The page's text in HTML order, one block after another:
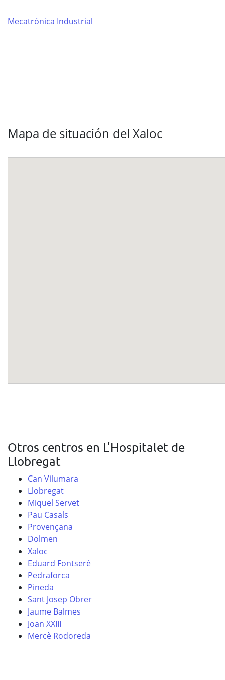
Mecatrónica Industrial
Mapa de situación del Xaloc
Otros centros en L'Hospitalet de
Llobregat
Can Vilumara
Llobregat
Miquel Servet
Pau Casals
Provençana
Dolmen
Xaloc
Eduard Fontserè
Pedraforca
Pineda
Sant Josep Obrer
Jaume Balmes
Joan XXIII
Mercè Rodoreda